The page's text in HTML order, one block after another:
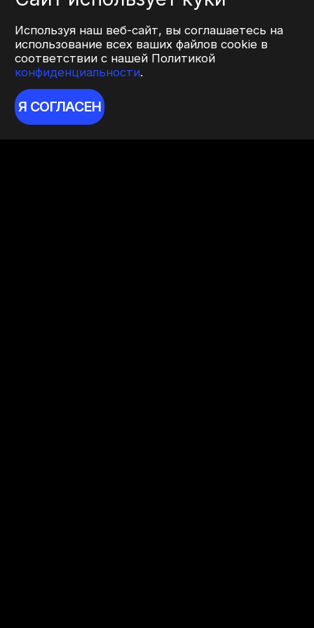
Используя наш веб-сайт, вы соглашаетесь на
использование всех ваших файлов cookie в
соответствии с нашей Политикой
конфиденциальности.
Я СОГЛАСЕН